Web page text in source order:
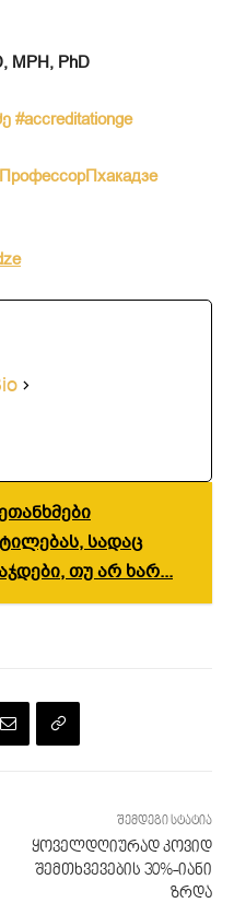
MPH, PhD
#accreditationge
სადაც
თუ არ ხარ...
შემდეგი სტატია
ყოველდღიურად კოვიდ
შემთხვევების 30%-იანი
ზრდა